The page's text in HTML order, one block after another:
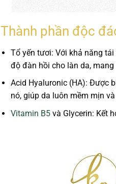
Thành phần độc
Tổ yến tươi: Với khả năng
độ đàn hồi cho làn da,
Acid Hyaluronic (HA): Được
nó, giúp da luôn mềm mịn
Vitamin B5 và Glycerin: Kết